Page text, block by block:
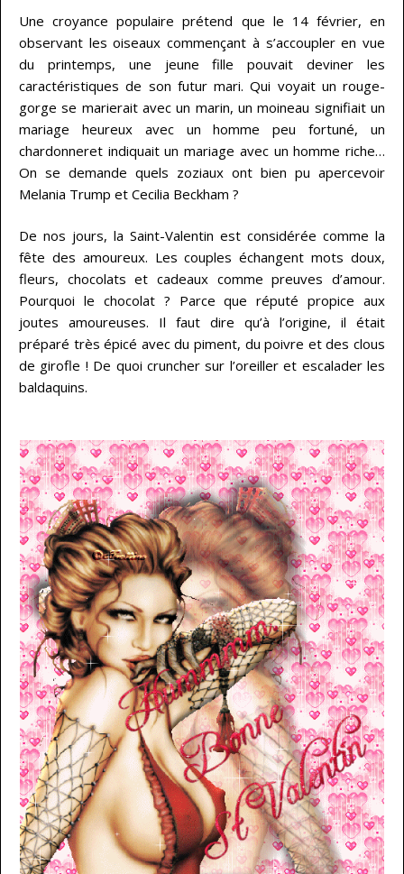
Une croyance populaire prétend que le 14 février, en
observant les oiseaux commençant à s’accoupler en vue
du printemps, une jeune fille pouvait deviner les
caractéristiques de son futur mari. Qui voyait un rouge-
gorge se marierait avec un marin, un moineau signifiait un
mariage heureux avec un homme peu fortuné, un
chardonneret indiquait un mariage avec un homme riche…
On se demande quels zoziaux ont bien pu apercevoir
Melania Trump et Cecilia Beckham ?
De nos jours, la Saint-Valentin est considérée comme la
fête des amoureux. Les couples échangent mots doux,
fleurs, chocolats et cadeaux comme preuves d’amour.
Pourquoi le chocolat ? Parce que réputé propice aux
joutes amoureuses. Il faut dire qu’à l’origine, il était
préparé très épicé avec du piment, du poivre et des clous
de girofle ! De quoi cruncher sur l’oreiller et escalader les
baldaquins.